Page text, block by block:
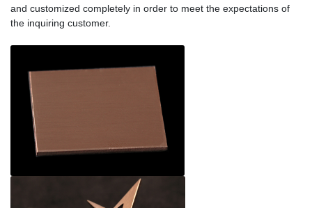
and customized completely in order to meet the expectations of
the inquiring customer.